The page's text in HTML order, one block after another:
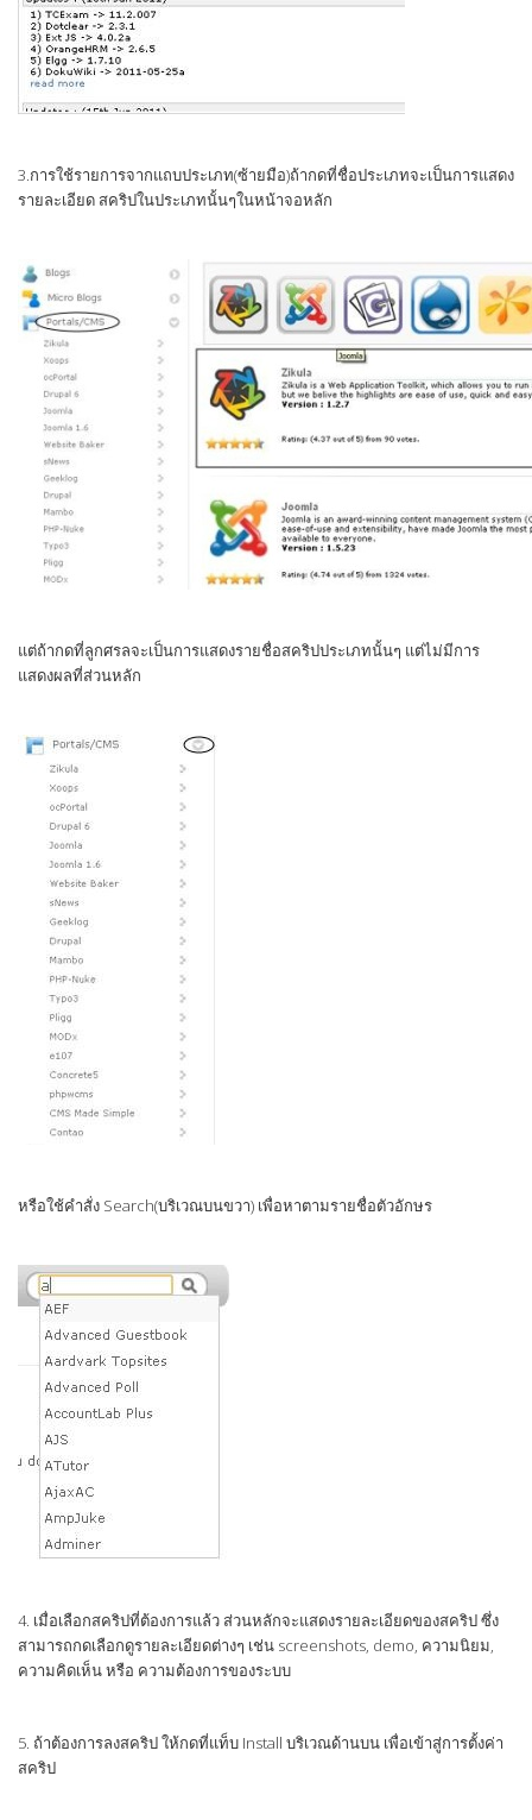
3.การใช้รายการจากแถบประเภท(ซ้ายมือ)ถ้ากดที่ชื่อประเภทจะเป็นการแสดง
รายละเอียด สคริปในประเภทนั้นๆในหน้าจอหลัก
แต่ถ้ากดที่ลูกศรลจะเป็นการแสดงรายชื่อสคริปประเภทนั้นๆ แต่ไม่มีการ
แสดงผลที่ส่วนหลัก
หรือใช้คำสั่ง Search(บริเวณบนขวา) เพื่อหาตามรายชื่อตัวอักษร
4. เมื่อเลือกสคริปที่ต้องการแล้ว ส่วนหลักจะแสดงรายละเอียดของสคริป ซึ่ง
สามารถกดเลือกดูรายละเอียดต่างๆ เช่น screenshots, demo, ความนิยม,
ความคิดเห็น หรือ ความต้องการของระบบ
5. ถ้าต้องการลงสคริป ให้กดที่แท็บ Install บริเวณด้านบน เพื่อเข้าสู่การตั้งค่า
สคริป